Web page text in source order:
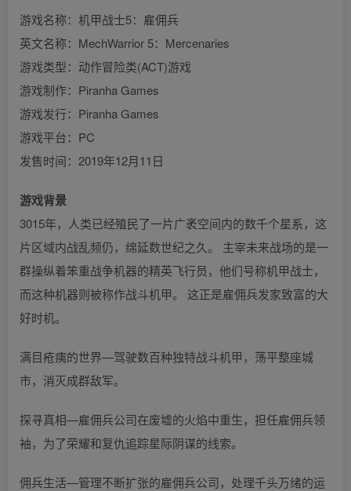
游戏名称：机甲战士5：雇佣兵
英文名称：MechWarrior 5：Mercenaries
游戏类型：动作冒险类(ACT)游戏
游戏制作：Piranha Games
游戏发行：Piranha Games
游戏平台：PC
发售时间：2019年12月11日
游戏背景
3015年，人类已经殖民了一片广袤空间内的数千个星系，这
片区域内战乱频仍，绵延数世纪之久。 主宰未来战场的是一
群操纵着笨重战争机器的精英飞行员，他们号称机甲战士，
而这种机器则被称作战斗机甲。 这正是雇佣兵发家致富的大
好时机。
满目疮痍的世界—驾驶数百种独特战斗机甲，荡平整座城
市，消灭成群敌军。
探寻真相—雇佣兵公司在废墟的火焰中重生，担任雇佣兵领
袖，为了荣耀和复仇追踪星际阴谋的线索。
佣兵生活—管理不断扩张的雇佣兵公司，处理千头万绪的运